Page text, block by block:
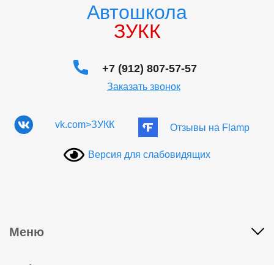
Автошкола
ЗУКК
+7 (912) 807-57-57
Заказать звонок
vk.com>ЗУКК Отзывы на Flamp
Версия для слабовидящих
Меню